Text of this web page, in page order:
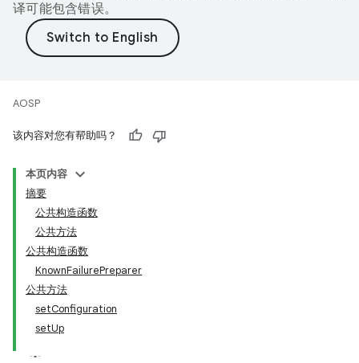
译可能包含错误。
AOSP
该内容对您有帮助吗？
本页内容
摘要
公共构造函数
公共方法
公共构造函数
KnownFailurePreparer
公共方法
setConfiguration
setUp